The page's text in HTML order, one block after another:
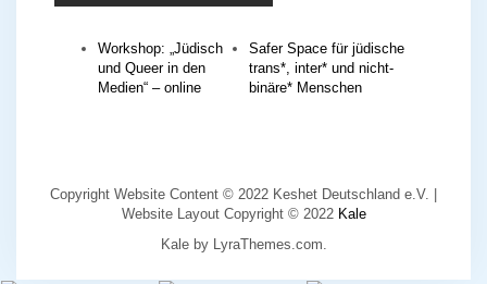
Workshop: „Jüdisch
und Queer in den
Medien“ – online
Safer Space für jüdische
trans*, inter* und nicht-
binäre* Menschen
Copyright Website Content © 2022 Keshet Deutschland e.V. |
Website Layout Copyright © 2022 Kale
Kaleby LyraThemes.com.